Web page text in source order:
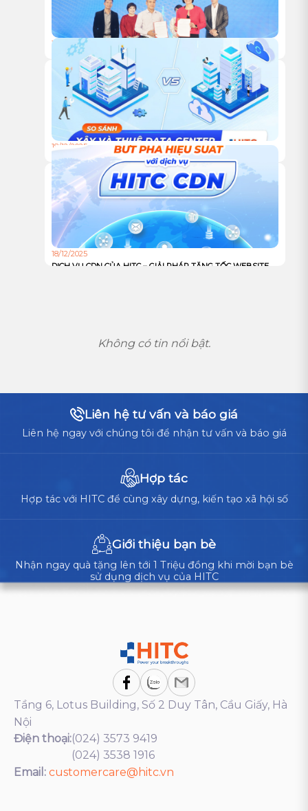
18/12/2025
HỘI NGHỊ KHÁCH HÀNG HITC 2025 – VỮNG BƯỚC ĐỒNG
HÀNH, VƯƠN XA CÙNG HẠ TẦNG XANH
18/12/2025
TỰ XÂY HAY THUÊ TRUNG TÂM DỮ LIỆU: ĐÂU LÀ LỰA
CHỌN TỐI ƯU CHO DOANH NGHIỆP?
18/12/2025
DỊCH VỤ CDN CỦA HITC – GIẢI PHÁP TĂNG TỐC WEBSITE
Không có tin nổi bật.
Liên hệ tư vấn và báo giá
Liên hệ ngay với chúng tôi để nhận tư vấn và báo giá
Hợp tác
Hợp tác với HITC để cùng xây dựng, kiến tạo xã hội số
Giới thiệu bạn bè
Nhận ngay quà tặng lên tới 1 Triệu đồng khi mời bạn bè
sử dụng dịch vụ của HITC
Tầng 6, Lotus Building, Số 2 Duy Tân, Cầu Giấy, Hà
Nội
Điện thoại:(024) 3573 9419
(024) 3538 1916
Email: customercare@hitc.vn